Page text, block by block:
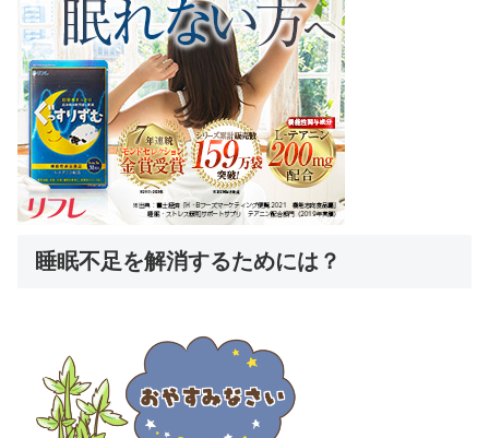
睡眠不足を解消するためには？